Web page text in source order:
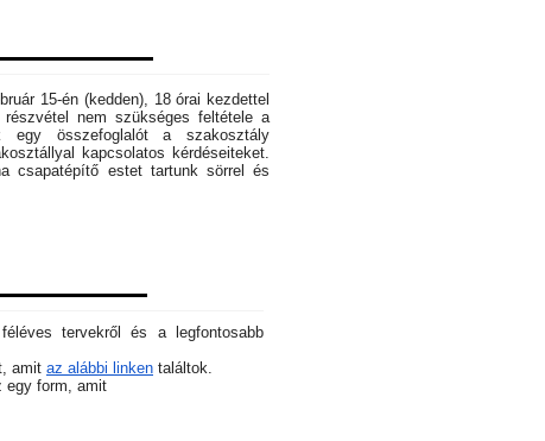
15-én (kedden), 18 órai kezdettel
nem szükséges feltétele a
egy összefoglalót a szakosztály
kapcsolatos kérdéseiteket.
csapatépítő estet tartunk sörrel és
tervekről és a legfontosabb
amit az alábbi linken találtok.
egy form, amit